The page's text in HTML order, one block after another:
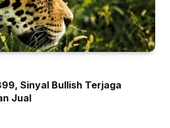
Sinyal Bullish Terjaga
Jual